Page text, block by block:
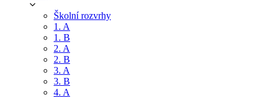
Školní rozvrhy
1. A
1. B
2. A
2. B
3. A
3. B
4. A